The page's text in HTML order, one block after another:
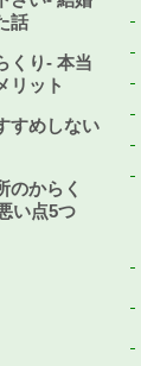
話
くり- 本当
リット
すめしない
のからく
い点5つ